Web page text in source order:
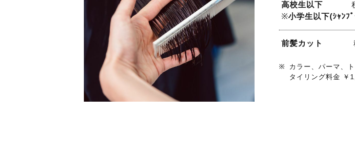
高校生以下
※小学生以下(ｼｬﾝﾌ
前髪カット
カラー、パーマ、
タイリング料金 ￥